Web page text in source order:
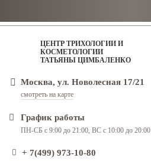
ЦЕНТР ТРИХОЛОГИИ И
КОСМЕТОЛОГИИ
ТАТЬЯНЫ ЦИМБАЛЕНКО
Москва, ул. Новолесная 17/21
смотреть на карте
График работы
ПН-СБ с 9:00 до 21:00, ВС с 10:00 до 20:00
+ 7(499) 973-10-80